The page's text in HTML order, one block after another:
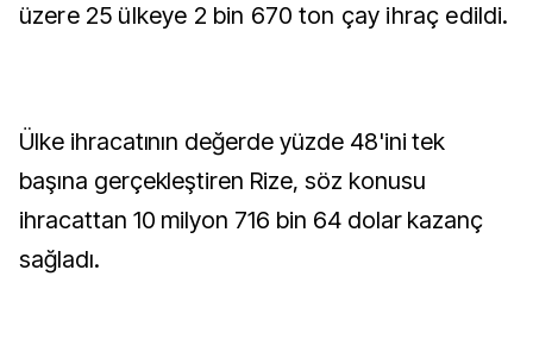
üzere 25 ülkeye 2 bin 670 ton çay ihraç edildi.
Ülke ihracatının değerde yüzde 48'ini tek
başına gerçekleştiren Rize, söz konusu
ihracattan 10 milyon 716 bin 64 dolar kazanç
sağladı.